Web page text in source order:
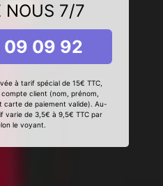
NOUS 7/7
09 92
à tarif spécial de 15€ TTC,
client (nom, prénom,
carte de paiement valide). Au-
varie de 3,5€ à 9,5€ TTC par
le voyant.